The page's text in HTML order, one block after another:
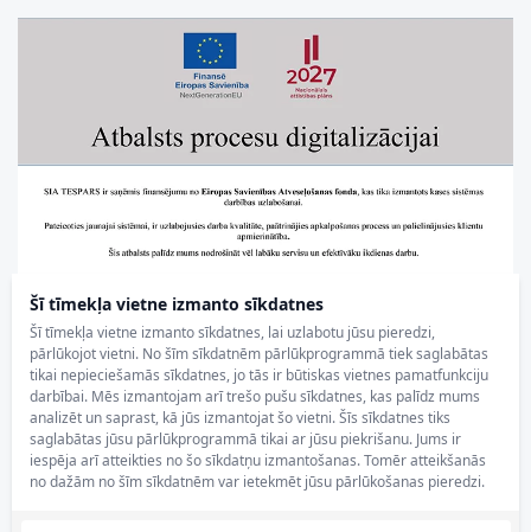
Šī tīmekļa vietne izmanto sīkdatnes
Šī tīmekļa vietne izmanto sīkdatnes, lai uzlabotu jūsu pieredzi,
pārlūkojot vietni. No šīm sīkdatnēm pārlūkprogrammā tiek saglabātas
tikai nepieciešamās sīkdatnes, jo tās ir būtiskas vietnes pamatfunkciju
darbībai. Mēs izmantojam arī trešo pušu sīkdatnes, kas palīdz mums
analizēt un saprast, kā jūs izmantojat šo vietni. Šīs sīkdatnes tiks
saglabātas jūsu pārlūkprogrammā tikai ar jūsu piekrišanu. Jums ir
iespēja arī atteikties no šo sīkdatņu izmantošanas. Tomēr atteikšanās
no dažām no šīm sīkdatnēm var ietekmēt jūsu pārlūkošanas pieredzi.